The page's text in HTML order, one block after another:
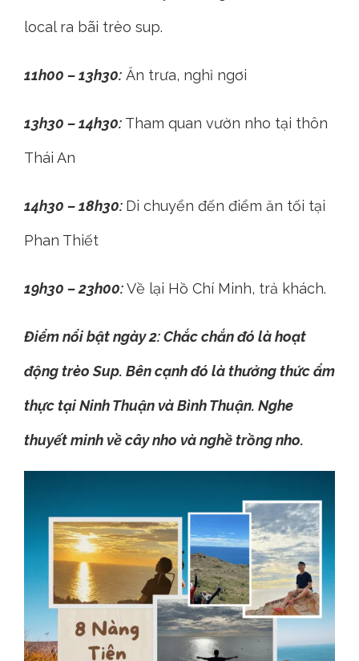
local ra bãi trèo sup.
11h00 – 13h30: Ăn trưa, nghỉ ngơi
13h30 – 14h30: Tham quan vườn nho tại thôn
Thái An
14h30 – 18h30: Di chuyển đến điểm ăn tối tại
Phan Thiết
19h30 – 23h00:Về lại Hồ Chí Minh, trả khách.
Điểm nổi bật ngày 2: Chắc chắn đó là hoạt
động trèo Sup. Bên cạnh đó là thưởng thức ẩm
thực tại Ninh Thuận và Bình Thuận. Nghe
thuyết minh về cây nho và nghề trồng nho.